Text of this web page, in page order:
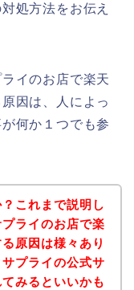
処方法をお伝え
イのお店で楽天
因は、人によっ
何か１つでも参
これまで説明し
ライのお店で楽
原因は様々あり
プライの公式サ
みるといいかも